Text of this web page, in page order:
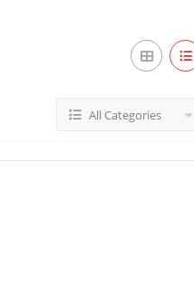
All Categories